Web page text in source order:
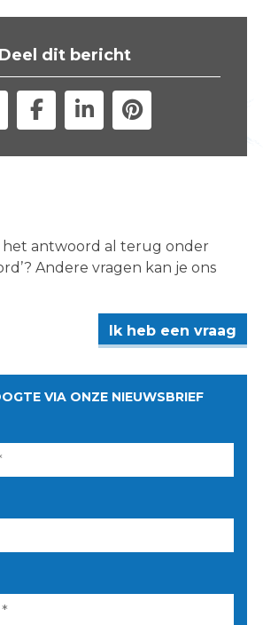
s
Deel dit bericht
het antwoord al terug onder
Andere vragen kan je ons
Ik heb een vraag
VIA ONZE NIEUWSBRIEF